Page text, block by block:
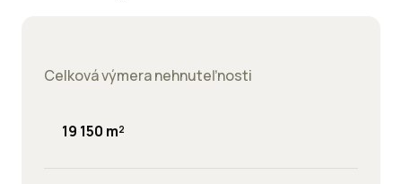
Celková výmera nehnuteľnosti
19 150 m²